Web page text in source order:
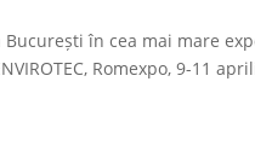
în cea mai mare
Romexpo, 9-11